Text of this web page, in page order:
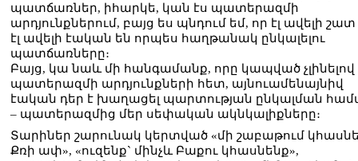
պատճառներ, իհարկե, կան էս պատերազմի
արդյունքներում, բայց ես պնդում եմ, որ էլ ավելի շատ
էլ ավելի էական են որպես հաղթանակ ընկալելու
պատճառները։
Բայց, կա նաև մի հանգամանք, որը կապված չլինելով
պատերազմի արդյունքների հետ, այնուամենայնիվ
էական դեր է խաղացել պարտության ընկալման
– պատերազմից մեր սեփական ակնկալիքները։
Տարիներ շարունակ կերտված «մի շաբաթում
Քռի ափ», «ուզենք` մինչև Բաքու կհասնենք»,